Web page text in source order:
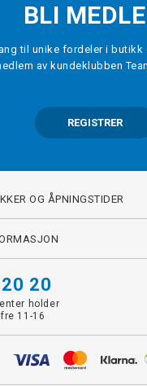
BLI
til unike fordeler i butikk
av kundeklubben
REGISTRER
OG ÅPNINGSTIDER
20
holder
11-16